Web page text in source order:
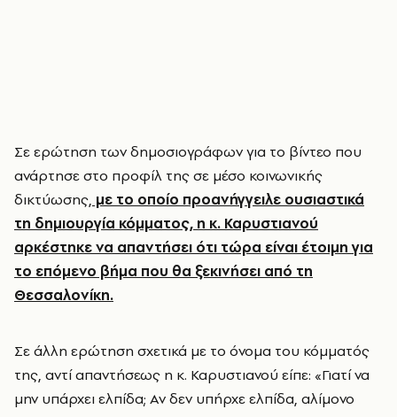
Σε ερώτηση των δημοσιογράφων για το βίντεο που
ανάρτησε στο προφίλ της σε μέσο κοινωνικής
δικτύωσης, με το οποίο προανήγγειλε ουσιαστικά
τη δημιουργία κόμματος, η κ. Καρυστιανού
αρκέστηκε να απαντήσει ότι τώρα είναι έτοιμη για
το επόμενο βήμα που θα ξεκινήσει από τη
Θεσσαλονίκη.
Σε άλλη ερώτηση σχετικά με το όνομα του κόμματός
της, αντί απαντήσεως η κ. Καρυστιανού είπε: «Γιατί να
μην υπάρχει ελπίδα; Αν δεν υπήρχε ελπίδα, αλίμονο